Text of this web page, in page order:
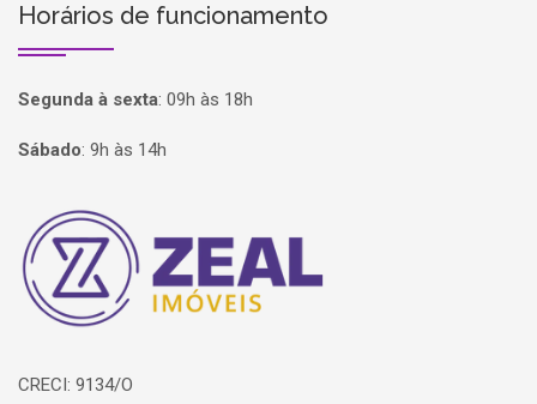
Horários de funcionamento
Segunda à sexta: 09h às 18h
Sábado: 9h às 14h
Página inicial
CRECI: 9134/O